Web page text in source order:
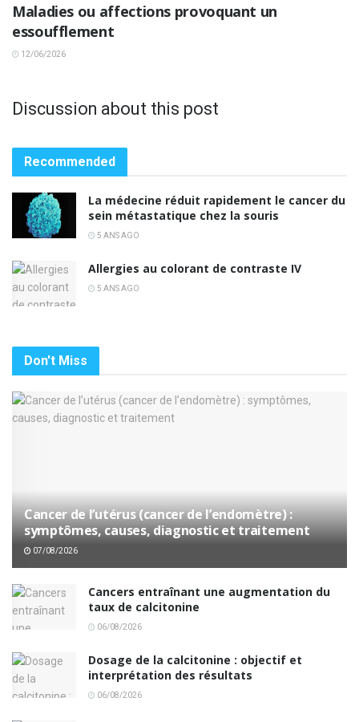
Maladies ou affections provoquant un
essoufflement
12/06/2026
Discussion about this post
Recommended
La médecine réduit rapidement le cancer du
sein métastatique chez la souris
5 ANS AGO
Allergies au colorant de contraste IV
5 ANS AGO
Don't Miss
Cancer de l’utérus (cancer de l’endomètre) :
symptômes, causes, diagnostic et traitement
07/08/2026
Cancers entraînant une augmentation du
taux de calcitonine
06/08/2026
Dosage de la calcitonine : objectif et
interprétation des résultats
06/08/2026